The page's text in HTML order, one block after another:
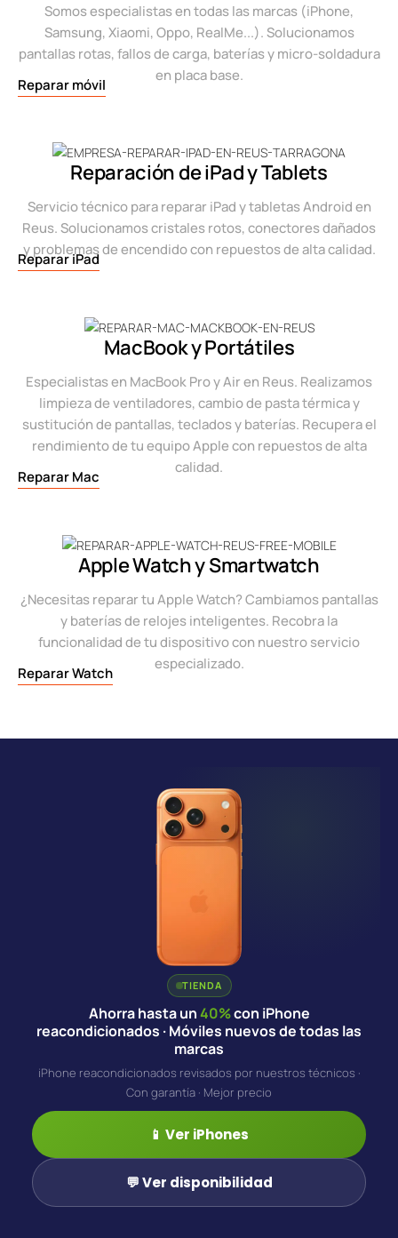
Somos especialistas en todas las marcas (iPhone,
Samsung, Xiaomi, Oppo, RealMe...). Solucionamos
pantallas rotas, fallos de carga, baterías y micro-soldadura
en placa base.
Reparar móvil
Reparación de iPad y Tablets
Servicio técnico para reparar iPad y tabletas Android en
Reus. Solucionamos cristales rotos, conectores dañados
y problemas de encendido con repuestos de alta calidad.
Reparar iPad
MacBook y Portátiles
Especialistas en MacBook Pro y Air en Reus. Realizamos
limpieza de ventiladores, cambio de pasta térmica y
sustitución de pantallas, teclados y baterías. Recupera el
rendimiento de tu equipo Apple con repuestos de alta
calidad.
Reparar Mac
Apple Watch y Smartwatch
¿Necesitas reparar tu Apple Watch? Cambiamos pantallas
y baterías de relojes inteligentes. Recobra la
funcionalidad de tu dispositivo con nuestro servicio
especializado.
Reparar Watch
TIENDA
Ahorra hasta un40%con iPhone
reacondicionados · Móviles nuevos de todas las
marcas
iPhone reacondicionados revisados por nuestros técnicos ·
Con garantía · Mejor precio
📱 Ver iPhones
💬 Ver disponibilidad